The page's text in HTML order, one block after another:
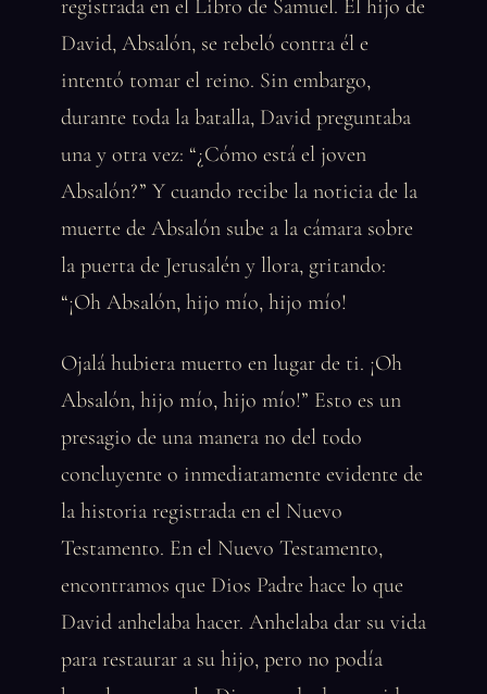
registrada en el Libro de Samuel. El hijo de
David, Absalón, se rebeló contra él e
intentó tomar el reino. Sin embargo,
durante toda la batalla, David preguntaba
una y otra vez: “¿Cómo está el joven
Absalón?” Y cuando recibe la noticia de la
muerte de Absalón sube a la cámara sobre
la puerta de Jerusalén y llora, gritando:
“¡Oh Absalón, hijo mío, hijo mío!
Ojalá hubiera muerto en lugar de ti. ¡Oh
Absalón, hijo mío, hijo mío!” Esto es un
presagio de una manera no del todo
concluyente o inmediatamente evidente de
la historia registrada en el Nuevo
Testamento. En el Nuevo Testamento,
encontramos que Dios Padre hace lo que
David anhelaba hacer. Anhelaba dar su vida
para restaurar a su hijo, pero no podía